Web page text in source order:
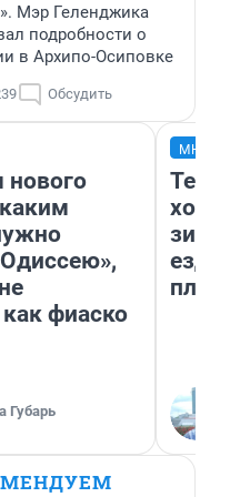
Мэр Геленджика
подробности о
в Архипо-Осиповке
Обсудить
фиаско
Губарь
ездит